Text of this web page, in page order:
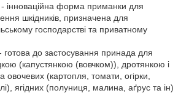
інноваційна форма приманки для
шкідників, призначена для
господарстві та приватному
до застосування принада для
(капустянкою (вовчком)), дротянкою і
(картопля, томати, огірки,
ягідних (полуниця, малина, аґрус та ін)